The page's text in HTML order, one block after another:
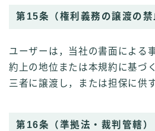
第15条（権利義務の譲渡の禁
ユーザーは，当社の書面による
約上の地位または本規約に基づ
三者に譲渡し，または担保に供
第16条（準拠法・裁判管轄）